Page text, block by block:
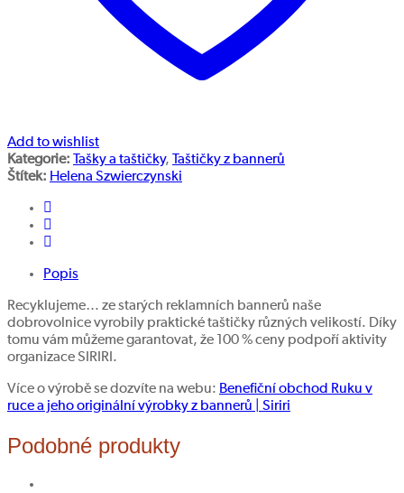
Add to wishlist
Kategorie:
Tašky a taštičky,
Taštičky z bannerů
Štítek: Helena Szwierczynski
Popis
Recyklujeme… ze starých reklamních bannerů naše
dobrovolnice vyrobily praktické taštičky různých velikostí. Díky
tomu vám můžeme garantovat, že 100 % ceny podpoří aktivity
organizace SIRIRI.
Více o výrobě se dozvíte na webu: Benefiční obchod Ruku v
ruce a jeho originální výrobky z bannerů | Siriri
Podobné produkty